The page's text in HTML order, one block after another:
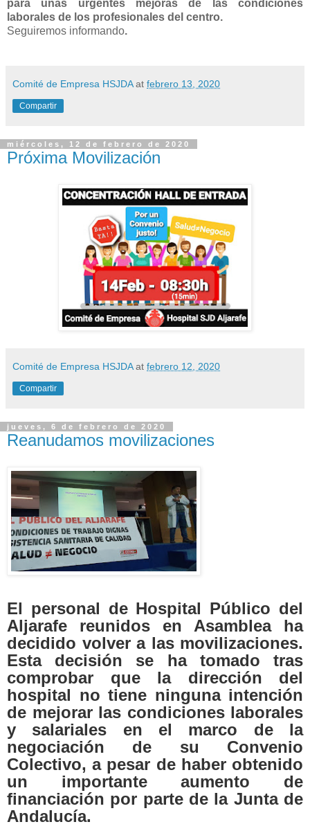
para unas urgentes mejoras de las condiciones
laborales de los profesionales del centro.
Seguiremos informando.
Comité de Empresa HSJDA at febrero 13, 2020
Compartir
miércoles, 12 de febrero de 2020
Próxima Movilización
Comité de Empresa HSJDA at febrero 12, 2020
Compartir
jueves, 6 de febrero de 2020
Reanudamos movilizaciones
El personal de Hospital Público del
Aljarafe reunidos en Asamblea ha
decidido volver a las movilizaciones.
Esta decisión se ha tomado tras
comprobar que la dirección del
hospital no tiene ninguna intención
de mejorar las condiciones laborales
y salariales en el marco de la
negociación de su Convenio
Colectivo, a pesar de haber obtenido
un importante aumento de
financiación por parte de la Junta de
Andalucía.